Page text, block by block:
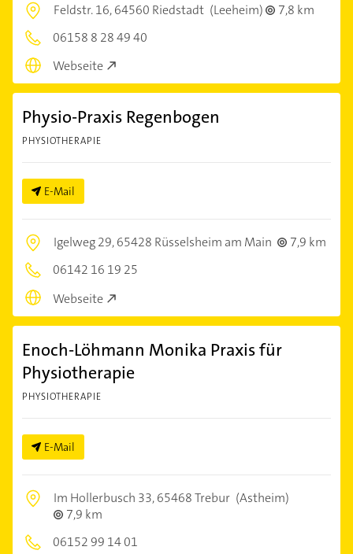
Feldstr. 16,64560 Riedstadt (Leeheim)
7,8 km
06158 8 28 49 40
Webseite
Physio-Praxis Regenbogen
PHYSIOTHERAPIE
E-Mail
Igelweg 29,65428 Rüsselsheim am Main
7,9 km
06142 16 19 25
Webseite
Enoch-Löhmann Monika Praxis für
Physiotherapie
PHYSIOTHERAPIE
E-Mail
Im Hollerbusch 33,65468 Trebur (Astheim)
7,9 km
06152 99 14 01